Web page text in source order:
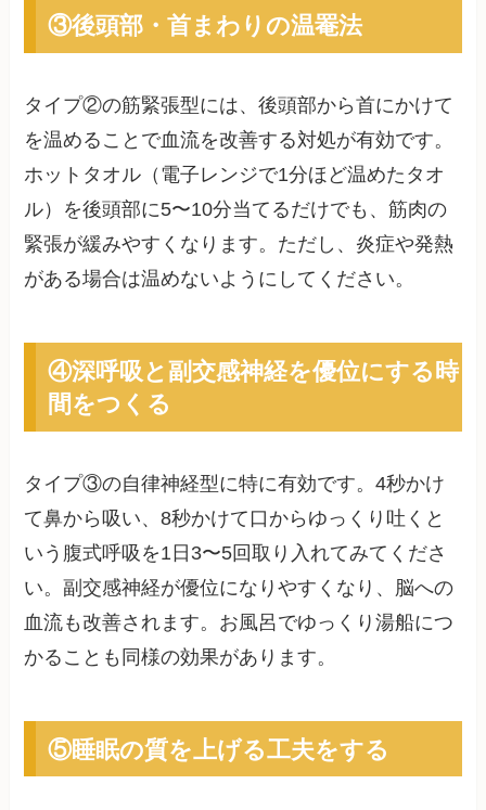
③後頭部・首まわりの温罨法
タイプ②の筋緊張型には、後頭部から首にかけて
を温めることで血流を改善する対処が有効です。
ホットタオル（電子レンジで1分ほど温めたタオ
ル）を後頭部に5〜10分当てるだけでも、筋肉の
緊張が緩みやすくなります。ただし、炎症や発熱
がある場合は温めないようにしてください。
④深呼吸と副交感神経を優位にする時
間をつくる
タイプ③の自律神経型に特に有効です。4秒かけ
て鼻から吸い、8秒かけて口からゆっくり吐くと
いう腹式呼吸を1日3〜5回取り入れてみてくださ
い。副交感神経が優位になりやすくなり、脳への
血流も改善されます。お風呂でゆっくり湯船につ
かることも同様の効果があります。
⑤睡眠の質を上げる工夫をする